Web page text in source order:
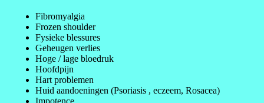
Fibromyalgia
Frozen shoulder
Fysieke blessures
Geheugen verlies
Hoge / lage bloedruk
Hoofdpijn
Hart problemen
Huid aandoeningen (Psoriasis , eczeem, Rosacea)